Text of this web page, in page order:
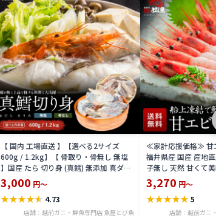
【 国内 工場直送 】【選べる2サイズ
600g / 1.2kg】【 骨取り・骨無し 無塩
】国産 たら 切り身 (真鱈) 無添加 真ダラ
骨抜き 鍋 フライ ホイル焼き 送料無料
tar2306-12ka
3,000 円～
★★★★★ 4.73
店舗：越前ガニ・鮮魚専門店 魚屋とび魚
≪家計応援価格≫ 甘
福井県産 国産 産地
子無し 天然 甘くて
マエビ お刺身 お寿
凍結 送料無料
3,270 円～
★★★★★5
店舗：越前ガニ